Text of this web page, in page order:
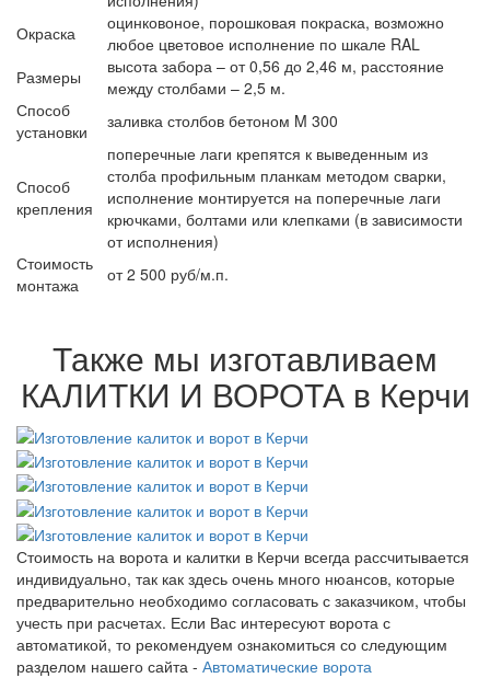
Окраска
оцинковоное, порошковая покраска, возможно
любое цветовое исполнение по шкале RAL
Размеры
высота забора – от 0,56 до 2,46 м, расстояние
между столбами – 2,5 м.
Способ
установки
заливка столбов бетоном M 300
Способ
крепления
поперечные лаги крепятся к выведенным из
столба профильным планкам методом сварки,
исполнение монтируется на поперечные лаги
крючками, болтами или клепками (в зависимости
от исполнения)
Стоимость
монтажа
от 2 500 руб/м.п.
Также мы изготавливаем
КАЛИТКИ И ВОРОТА в Керчи
Стоимость на ворота и калитки в Керчи всегда рассчитывается
индивидуально, так как здесь очень много нюансов, которые
предварительно необходимо согласовать с заказчиком, чтобы
учесть при расчетах. Если Вас интересуют ворота с
автоматикой, то рекомендуем ознакомиться со следующим
разделом нашего сайта - Автоматические ворота